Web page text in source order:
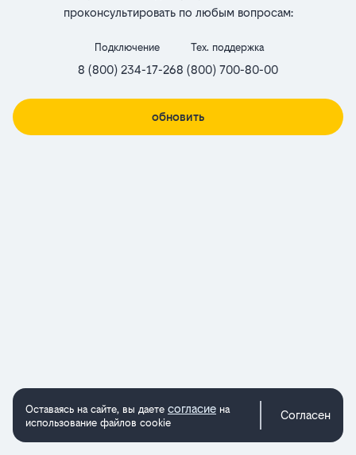
проконсультировать по любым вопросам:
Подключение
8 (800) 234-17-26
Тех. поддержка
8 (800) 700-80-00
обновить
Оставаясь на сайте, вы даете согласие на
использование файлов cookie
Согласен